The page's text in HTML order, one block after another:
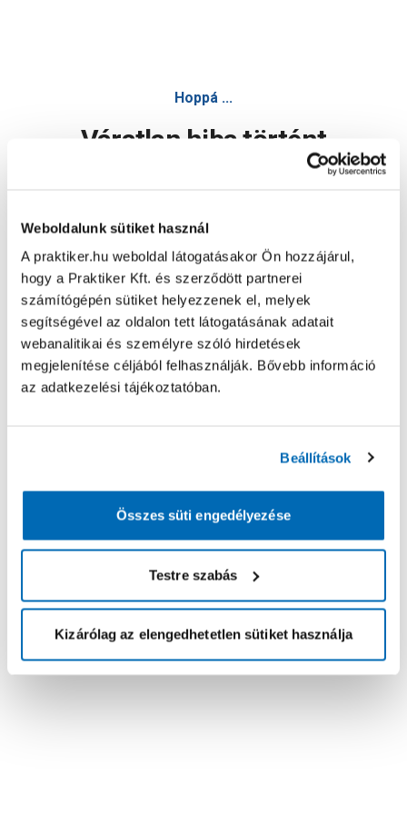
Weboldalunk sütiket használ
A praktiker.hu weboldal látogatásakor Ön hozzájárul,
hogy a Praktiker Kft. és szerződött partnerei
számítógépén sütiket helyezzenek el, melyek
segítségével az oldalon tett látogatásának adatait
webanalitikai és személyre szóló hirdetések
megjelenítése céljából felhasználják. Bővebb információ
az adatkezelési tájékoztatóban.
Beállítások
Összes süti engedélyezése
Testre szabás
Kizárólag az elengedhetetlen sütiket használja
Hoppá ...
Váratlan hiba történt
Oldal újratöltése